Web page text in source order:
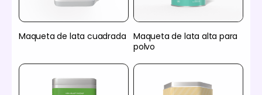
Maqueta de lata cuadrada
Maqueta de lata alta para
polvo